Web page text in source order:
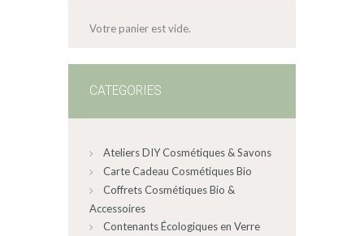
Votre panier est vide.
CATEGORIES
Ateliers DIY Cosmétiques & Savons
Carte Cadeau Cosmétiques Bio
Coffrets Cosmétiques Bio &
Accessoires
Contenants Écologiques en Verre